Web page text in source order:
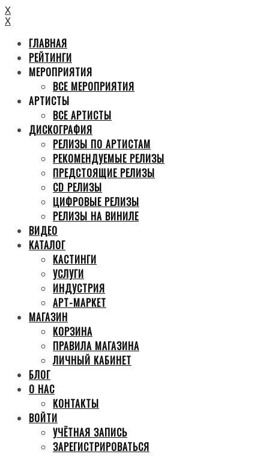
X
X
ГЛАВНАЯ
РЕЙТИНГИ
МЕРОПРИЯТИЯ
ВСЕ МЕРОПРИЯТИЯ
АРТИСТЫ
ВСЕ АРТИСТЫ
ДИСКОГРАФИЯ
РЕЛИЗЫ ПО АРТИСТАМ
РЕКОМЕНДУЕМЫЕ РЕЛИЗЫ
ПРЕДСТОЯЩИЕ РЕЛИЗЫ
CD РЕЛИЗЫ
ЦИФРОВЫЕ РЕЛИЗЫ
РЕЛИЗЫ НА ВИНИЛЕ
ВИДЕО
КАТАЛОГ
КАСТИНГИ
УСЛУГИ
ИНДУСТРИЯ
АРТ-МАРКЕТ
МАГАЗИН
КОРЗИНА
ПРАВИЛА МАГАЗИНА
ЛИЧНЫЙ КАБИНЕТ
БЛОГ
О НАС
КОНТАКТЫ
ВОЙТИ
УЧЁТНАЯ ЗАПИСЬ
ЗАРЕГИСТРИРОВАТЬСЯ